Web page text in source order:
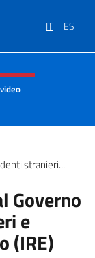
IT ES
menù
stranieri...
Governo
e
(IRE)